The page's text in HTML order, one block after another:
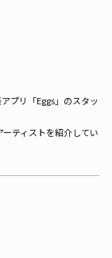
プリ「Eggs」のスタッ
ティストを紹介してい